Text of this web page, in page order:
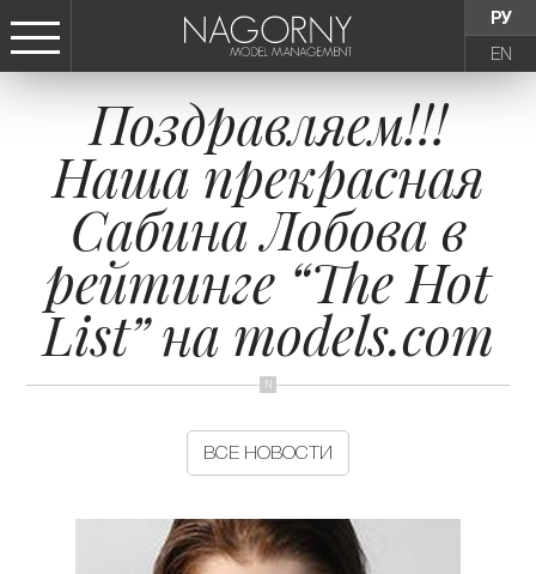
РУ
EN
СТАТЬ МОДЕЛЬЮ
ДЕВУШКИ
ТИНЕЙДЖЕРЫ
ДЕТИ
АГЕНТСТВО
НОВОСТИ
КОНТАКТЫ
Поздравляем!!!
Наша прекрасная
Сабина Лобова в
рейтинге “The Hot
List” на models.com
ВСЕ НОВОСТИ